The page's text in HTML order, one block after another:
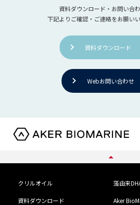
資料ダウンロード・お問い合わ
下記よりご確認・ご連絡をお願いい
資料ダウンロード
Webお問い合わせ
クリルオイル
資料ダウンロード
藻由来
Aker